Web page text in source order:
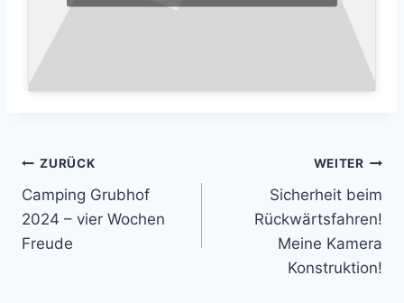
Beitrags-
Navigation
ZURÜCK
Camping Grubhof
2024 – vier Wochen
Freude
WEITER
Sicherheit beim
Rückwärtsfahren!
Meine Kamera
Konstruktion!